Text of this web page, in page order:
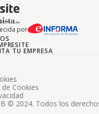
por
TU EMPRESA
© 2024. Todos los
Cookies